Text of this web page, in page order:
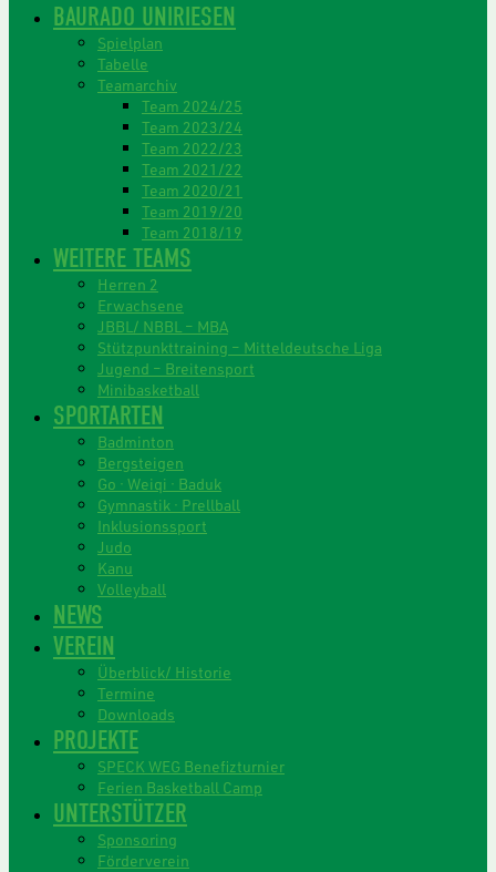
BAURADO UNIRIESEN
Spielplan
Tabelle
Teamarchiv
Team 2024/25
Team 2023/24
Team 2022/23
Team 2021/22
Team 2020/21
Team 2019/20
Team 2018/19
WEITERE TEAMS
Herren 2
Erwachsene
JBBL/ NBBL – MBA
Stützpunkttraining – Mitteldeutsche Liga
Jugend – Breitensport
Minibasketball
SPORTARTEN
Badminton
Bergsteigen
Go · Weiqi · Baduk
Gymnastik · Prellball
Inklusionssport
Judo
Kanu
Volleyball
NEWS
VEREIN
Überblick/ Historie
Termine
Downloads
PROJEKTE
SPECK WEG Benefizturnier
Ferien Basketball Camp
UNTERSTÜTZER
Sponsoring
Förderverein